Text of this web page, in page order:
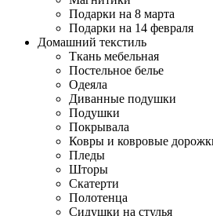
Подарки на 8 марта
Подарки на 14 февраля
Домашний текстиль
Ткань мебельная
Постельное белье
Одеяла
Диванные подушки
Подушки
Покрывала
Ковры и ковровые
Пледы
Шторы
Скатерти
Полотенца
Сидушки на стулья